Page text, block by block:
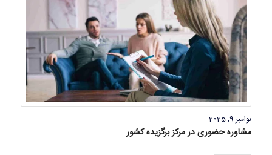
نوامبر 9, 2025
مشاوره حضوری در مرکز برگزیده کشور